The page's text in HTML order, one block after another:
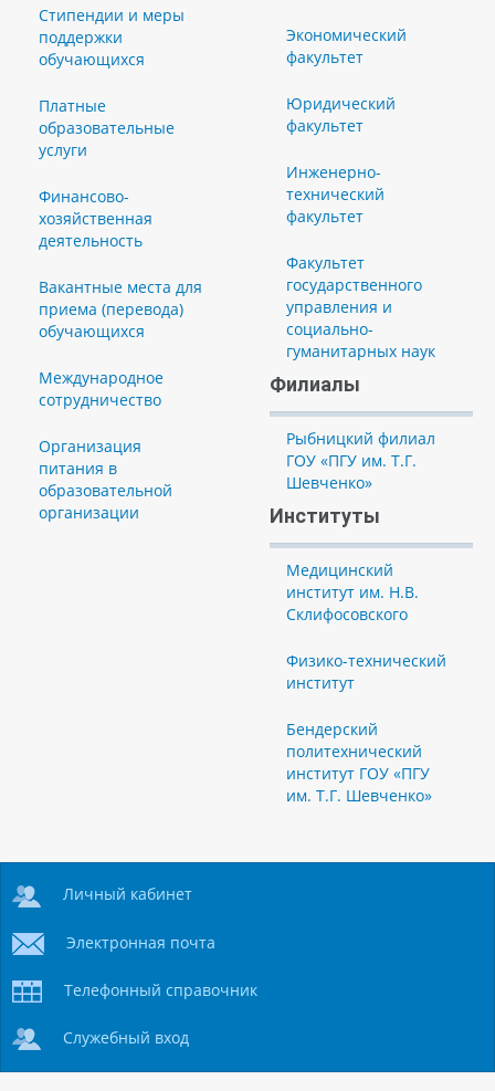
Стипендии и меры
поддержки
обучающихся
Платные
образовательные
услуги
Финансово-
хозяйственная
деятельность
Вакантные места для
приема (перевода)
обучающихся
Международное
сотрудничество
Организация
питания в
образовательной
организации
Экономический
факультет
Юридический
факультет
Инженерно-
технический
факультет
Факультет
государственного
управления и
социально-
гуманитарных наук
Филиалы
Рыбницкий филиал
ГОУ «ПГУ им. Т.Г.
Шевченко»
Институты
Медицинский
институт им. Н.В.
Склифосовского
Физико-технический
институт
Бендерский
политехнический
институт ГОУ «ПГУ
им. Т.Г. Шевченко»
Личный кабинет
Электронная почта
Телефонный справочник
Служебный вход